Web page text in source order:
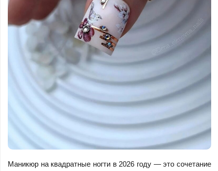
Маникюр на квадратные ногти в 2026 году — это сочетание